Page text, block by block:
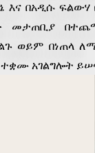
እና በአዲሱ
መታጠቢያ
ወይም በነጠላ
አገልግሎት